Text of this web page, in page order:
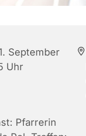
September
Uhr
Pfarrerin